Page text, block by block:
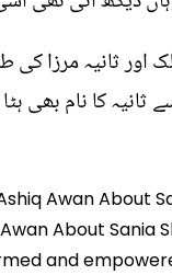
اور ثانیہ مرزا
ثانیہ کا نام بھی
Awan About
About Sania
and